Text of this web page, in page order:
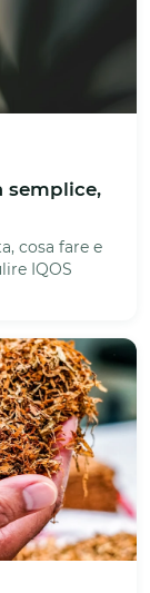
semplice,
cosa fare e
IQOS